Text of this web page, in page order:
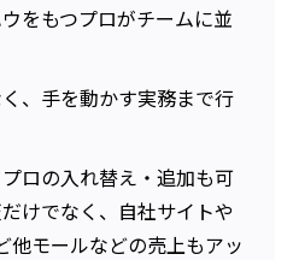
をもつプロがチームに並
、手を動かす実務まで行
ロの入れ替え・追加も可
けでなく、自社サイトや
他モールなどの売上もアッ